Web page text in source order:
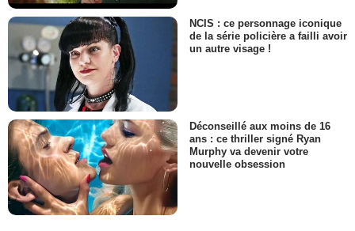
NCIS : ce personnage iconique
de la série policière a failli avoir
un autre visage !
Déconseillé aux moins de 16
ans : ce thriller signé Ryan
Murphy va devenir votre
nouvelle obsession